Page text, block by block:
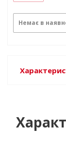
Немає в